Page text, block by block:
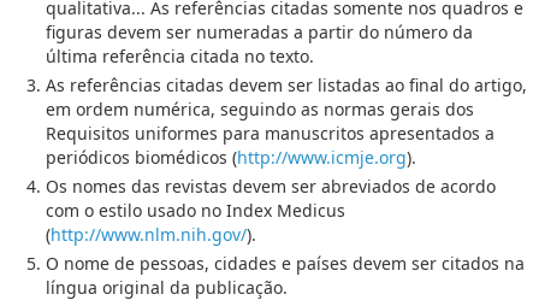
qualitativa... As referências citadas somente nos quadros e
figuras devem ser numeradas a partir do número da
última referência citada no texto.
As referências citadas devem ser listadas ao final do artigo,
em ordem numérica, seguindo as normas gerais dos
Requisitos uniformes para manuscritos apresentados a
periódicos biomédicos (http://www.icmje.org).
Os nomes das revistas devem ser abreviados de acordo
com o estilo usado no Index Medicus
(http://www.nlm.nih.gov/).
O nome de pessoas, cidades e países devem ser citados na
língua original da publicação.